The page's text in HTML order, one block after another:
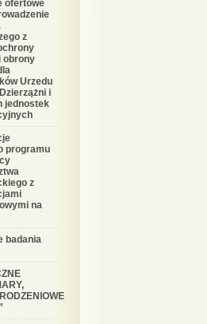
ofertowe
z
obrony
Urzedu
i
jednostek
programu
z
na
badania